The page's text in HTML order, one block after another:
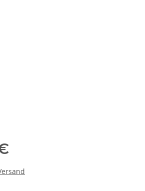
Nexus, 5-Gang, Leerlauf, 48cm,